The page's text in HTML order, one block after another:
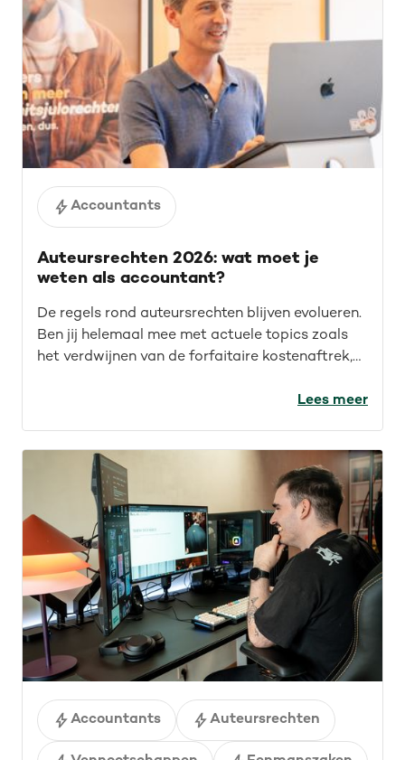
Accountants
Auteursrechten 2026: wat moet je
weten als accountant?
De regels rond auteursrechten blijven evolueren.
Ben jij helemaal mee met actuele topics zoals
het verdwijnen van de forfaitaire kostenaftrek,
IT-sector? Lees de recap van ons webinar en
Lees meer
Accountants Auteursrechten